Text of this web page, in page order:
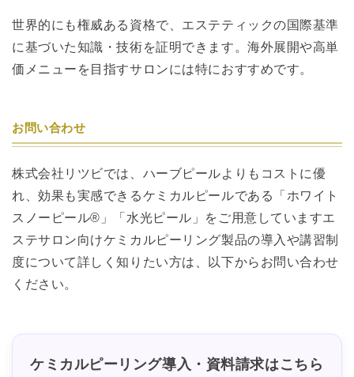
世界的にも権威ある資格で、エステティックの国際基準
に基づいた知識・技術を証明できます。海外展開や高単
価メニューを目指すサロンには特におすすめです。
お問い合わせ
株式会社リツビでは、ハーブピールよりもコストに優
れ、効果も実感できるケミカルピールである「ホワイト
スノーピール®」「水光ピール」をご用意していますエ
ステサロン向けケミカルピーリング製品の導入や講習制
度について詳しく知りたい方は、以下からお問い合わせ
ください。
ケミカルピーリング導入・資料請求はこちら